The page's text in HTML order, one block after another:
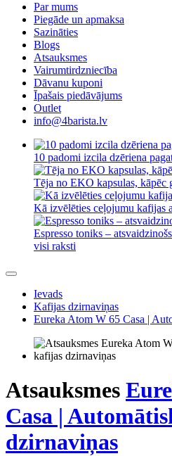
Par mums
Piegāde un apmaksa
Sazināties
Blogs
Atsauksmes
Vairumtirdzniecība
Dāvanu kuponi
Īpašais piedāvājums
Outlet
info@4barista.lv
10 padomi izcila dzēriena
Tēja no EKO kapsulas, kāpēc
Kā izvēlēties ceļojumu kafijas
Espresso toniks –
visi raksti
Ievads
Kafijas dzirnaviņas
Eureka Atom W 65 Casa |
Atsauksmes
Casa |
dzirnaviņas